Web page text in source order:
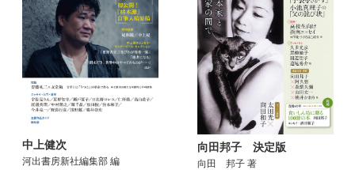
中上健次
河出書房新社編集部 編
向田邦子 決定版
向田 邦子 著